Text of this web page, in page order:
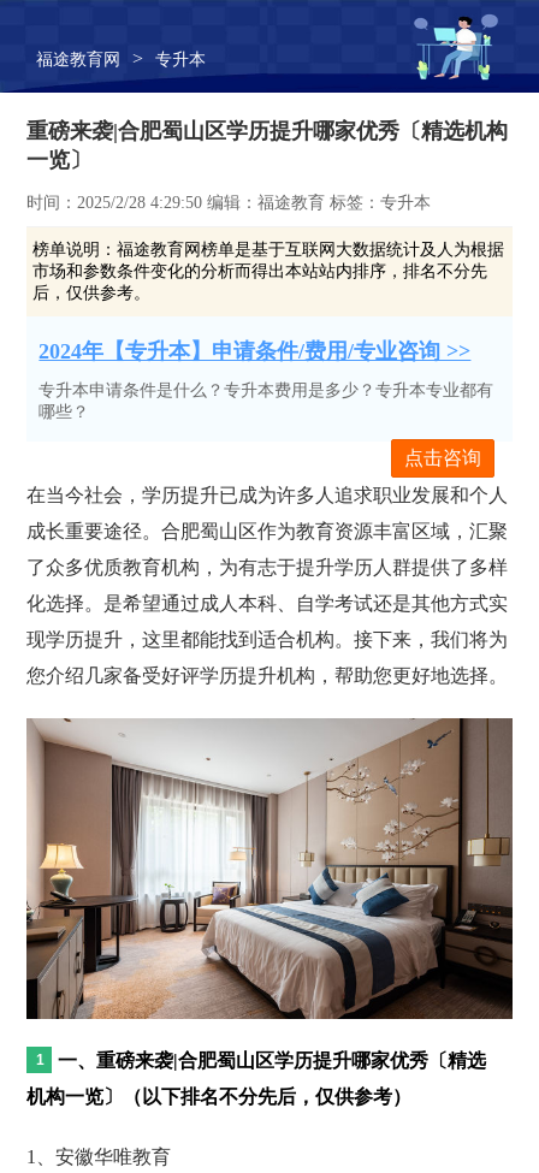
福途教育网 > 专升本
重磅来袭|合肥蜀山区学历提升哪家优秀〔精选机构
一览〕
时间：2025/2/28 4:29:50 编辑：福途教育 标签：专升本
榜单说明：福途教育网榜单是基于互联网大数据统计及人为根据
市场和参数条件变化的分析而得出本站站内排序，排名不分先
后，仅供参考。
2024年【专升本】申请条件/费用/专业咨询 >>
专升本申请条件是什么？专升本费用是多少？专升本专业都有
哪些？
点击咨询
在当今社会，学历提升已成为许多人追求职业发展和个人
成长重要途径。合肥蜀山区作为教育资源丰富区域，汇聚
了众多优质教育机构，为有志于提升学历人群提供了多样
化选择。是希望通过成人本科、自学考试还是其他方式实
现学历提升，这里都能找到适合机构。接下来，我们将为
您介绍几家备受好评学历提升机构，帮助您更好地选择。
一、重磅来袭|合肥蜀山区学历提升哪家优秀〔精选
机构一览〕（以下排名不分先后，仅供参考）
1、安徽华唯教育